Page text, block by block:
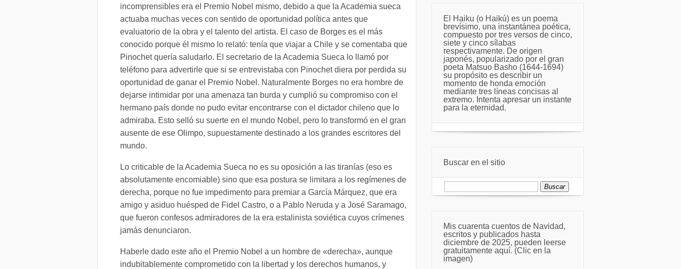
incomprensibles era el Premio Nobel mismo, debido a que la Academia sueca
actuaba muchas veces con sentido de oportunidad política antes que
evaluatorio de la obra y el talento del artista. El caso de Borges es el más
conocido porque él mismo lo relató: tenía que viajar a Chile y se comentaba que
Pinochet quería saludarlo. El secretario de la Academia Sueca lo llamó por
teléfono para advertirle que si se entrevistaba con Pinochet diera por perdida su
oportunidad de ganar el Premio Nobel. Naturalmente Borges no era hombre de
dejarse intimidar por una amenaza tan burda y cumplió su compromiso con el
hermano país donde no pudo evitar encontrarse con el dictador chileno que lo
admiraba. Esto selló su suerte en el mundo Nobel, pero lo transformó en el gran
ausente de ese Olimpo, supuestamente destinado a los grandes escritores del
mundo.
Lo criticable de la Academia Sueca no es su oposición a las tiranías (eso es
absolutamente encomiable) sino que esa postura se limitara a los regímenes de
derecha, porque no fue impedimento para premiar a García Márquez, que era
amigo y asiduo huésped de Fidel Castro, o a Pablo Neruda y a José Saramago,
que fueron confesos admiradores de la era estalinista soviética cuyos crímenes
jamás denunciaron.
Haberle dado este año el Premio Nobel a un hombre de «derecha», aunque
indubitablemente comprometido con la libertad y los derechos humanos, y
El Haiku (o Haikú) es un poema
brevísimo, una instantánea poética,
compuesto por tres versos de cinco,
siete y cinco sílabas
respectivamente. De origen
japonés, popularizado por el gran
poeta Matsuo Basho (1644-1694)
su propósito es describir un
momento de honda emoción
mediante tres líneas concisas al
extremo. Intenta apresar un instante
para la eternidad.
Buscar en el sitio
Buscar:
Mis cuarenta cuentos de Navidad,
escritos y publicados hasta
diciembre de 2025, pueden leerse
gratuitamente aquí. (Clic en la
imagen)